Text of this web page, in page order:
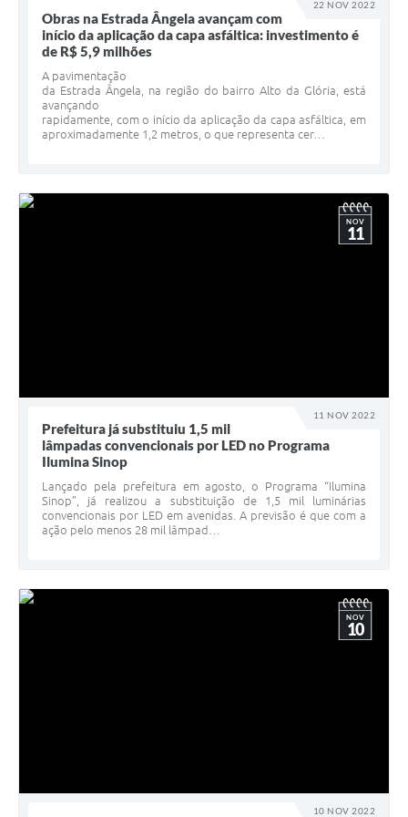
22 NOV 2022
Obras na Estrada Ângela avançam com
início da aplicação da capa asfáltica: investimento é
de R$ 5,9 milhões
A pavimentação
da Estrada Ângela, na região do bairro Alto da Glória, está
avançando
rapidamente, com o início da aplicação da capa asfáltica, em
aproximadamente 1,2 metros, o que representa cer…
11 NOV 2022
NOV
11
Prefeitura já substituiu 1,5 mil
lâmpadas convencionais por LED no Programa
Ilumina Sinop
Lançado pela prefeitura em agosto, o Programa “Ilumina
Sinop”, já realizou a substituição de 1,5 mil luminárias
convencionais por LED em avenidas. A previsão é que com a
ação pelo menos 28 mil lâmpad…
10 NOV 2022
NOV
10